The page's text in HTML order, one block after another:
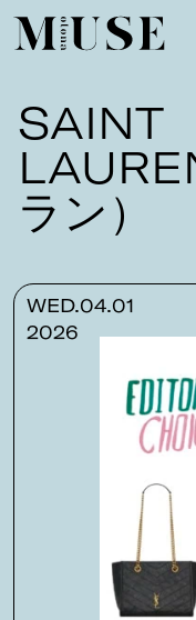
オトナミュー
SAINT
ラン）
WED.04.01
2026